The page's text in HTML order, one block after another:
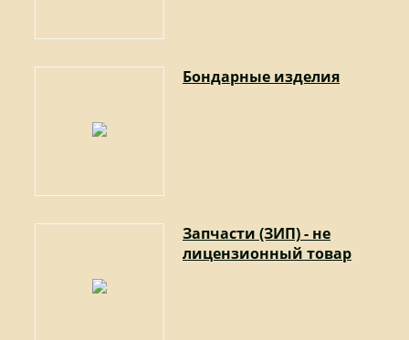
Бондарные изделия
Запчасти (ЗИП) - не
лицензионный товар